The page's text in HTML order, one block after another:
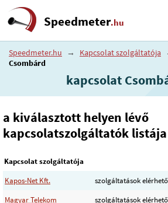
Speedmeter.hu
Speedmeter.hu → Kapcsolat szolgáltatója
Csombárd
kapcsolat
a kiválasztott helyen lévő
kapcsolatszolgáltatók listája
Kapcsolat szolgáltatója
Kapos-Net Kft.
szolgáltatások
Magyar Telekom
szolgáltatások